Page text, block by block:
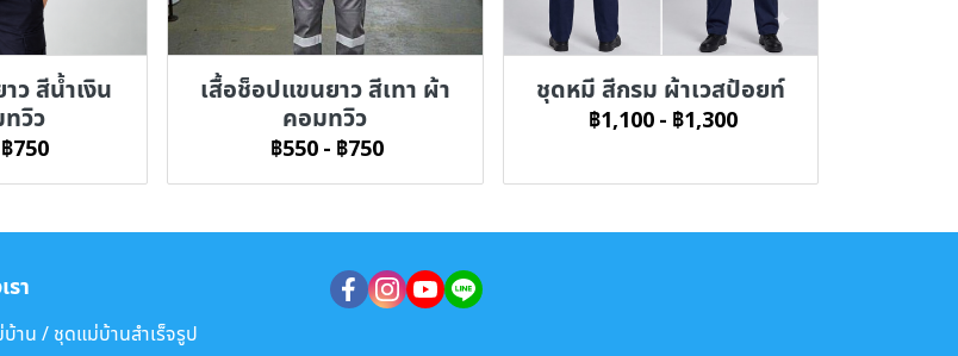
ว สีน้ำเงิน
วิว
฿750
เสื้อช็อปแขนยาว สีเทา ผ้า
คอมทวิว
฿550 - ฿750
ชุดหมี สีกรม ผ้าเวสป้อยท์
฿1,100 - ฿1,300
รา
าน / ชุดแม่บ้านสำเร็จรูป